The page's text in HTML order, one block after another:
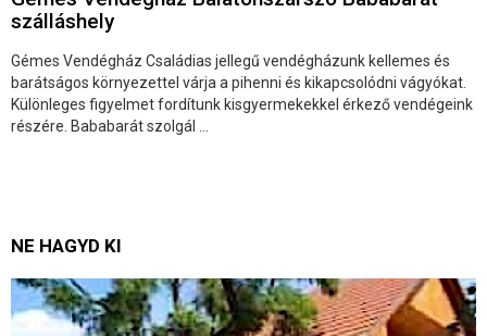
szálláshely
Gémes Vendégház Családias jellegű vendégházunk kellemes és
barátságos környezettel várja a pihenni és kikapcsolódni vágyókat.
Különleges figyelmet fordítunk kisgyermekekkel érkező vendégeink
részére. Bababarát szolgál ...
NE HAGYD KI